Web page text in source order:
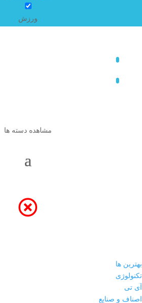
ورزش
مشاهده دسته ها
بهترین ها
تکنولوژی
آی تی
اصناف و صنایع